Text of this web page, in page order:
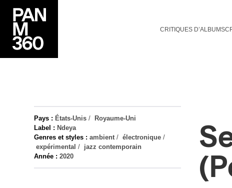
CRITIQUES D’ALBUMS
Pays : États-Unis /
Royaume-Uni
Label : Ndeya
Genres et styles : ambient/ électronique /
expérimental / jazz contemporain
Année : 2020